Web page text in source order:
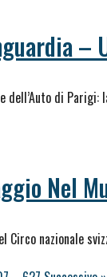
–
dell’Auto di Parigi:
Nel
nazionale